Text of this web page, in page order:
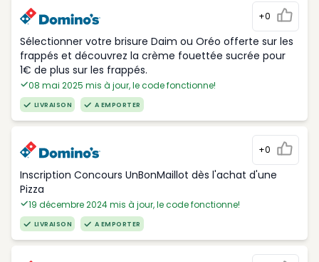
+0
Sélectionner votre brisure Daim ou Oréo offerte sur les
frappés et découvrez la crème fouettée sucrée pour
1€ de plus sur les frappés.
08 mai 2025 mis à jour, le code fonctionne!
LIVRAISON A EMPORTER
+0
Inscription Concours UnBonMaillot dès l'achat d'une
Pizza
19 décembre 2024 mis à jour, le code fonctionne!
LIVRAISON A EMPORTER